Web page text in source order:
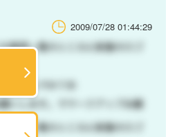
2009/07/28 01:44:29